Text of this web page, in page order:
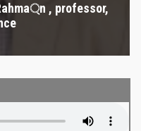
, professor,